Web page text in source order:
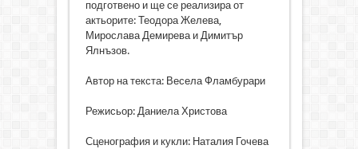
подготвено и ще се реализира от
актьорите: Теодора Желева,
Мирослава Демирева и Димитър
Ялнъзов.
Автор на текста: Весела Фламбурари
Режисьор: Даниела Христова
Сценография и кукли: Наталия Гочева